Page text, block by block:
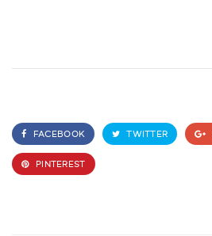
FACEBOOK TWITTER
PINTEREST